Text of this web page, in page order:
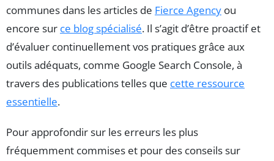
communes dans les articles de Fierce Agency ou
encore sur ce blog spécialisé. Il s’agit d’être proactif et
d’évaluer continuellement vos pratiques grâce aux
outils adéquats, comme Google Search Console, à
travers des publications telles que cette ressource
essentielle.
Pour approfondir sur les erreurs les plus
fréquemment commises et pour des conseils sur